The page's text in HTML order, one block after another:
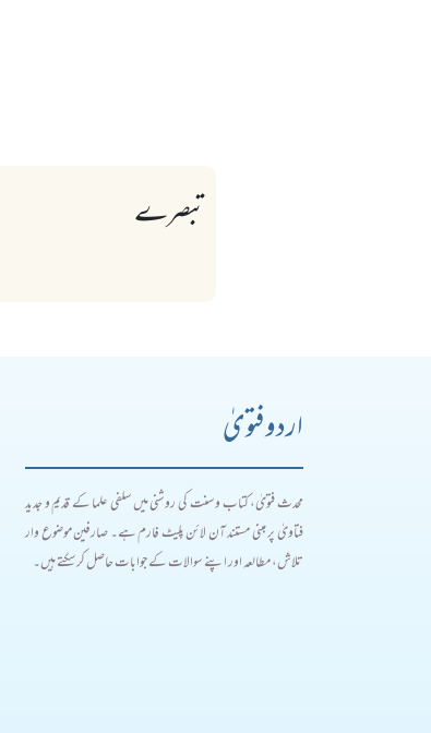
تبصرے
اردو فتویٰ
محدث فتویٰ، کتاب و سنت کی روشنی میں سلفی علما کے قدیم و جدید
فتاویٰ پر مبنی مستند آن لائن پلیٹ فارم ہے۔ صارفین موضوع وار
تلاش، مطالعہ اور اپنے سوالات کے جوابات حاصل کر سکتے ہیں۔